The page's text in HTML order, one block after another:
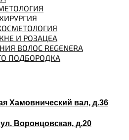
И РОЗАЦЕА
ВОЛОС REGENERA
ПОДБОРОДКА
Хамовнический вал, д.36
ул. Воронцовская, д.20